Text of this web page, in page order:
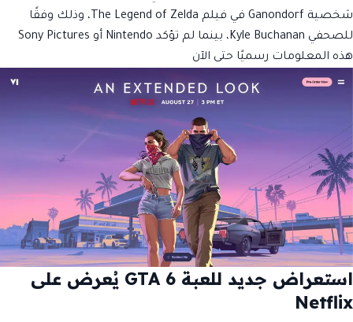
شخصية Ganondorf في فيلم The Legend of Zelda، وذلك وفقًا
للصحفي Kyle Buchanan، بينما لم تؤكد Nintendo أو Sony Pictures
هذه المعلومات رسميًا حتى الآن
استعراض جديد للعبة GTA 6 يُعرض على
Netflix